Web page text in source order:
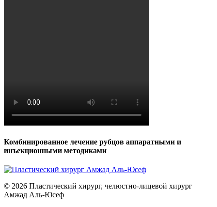
Комбинированное лечение рубцов аппаратными и
инъекционными методиками
© 2026 Пластический хирург, челюстно-лицевой хирург
Амжад Аль-Юсеф